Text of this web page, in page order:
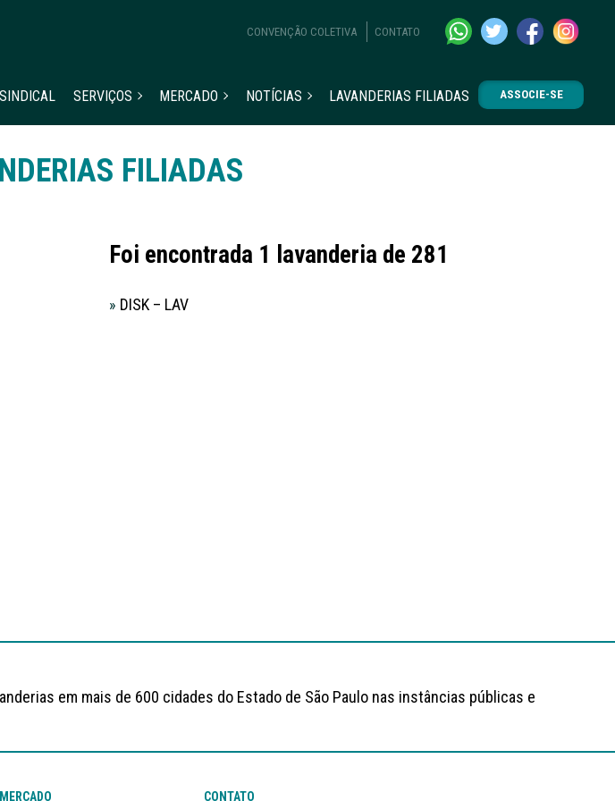
CONVENÇÃO COLETIVA CONTATO
SERVIÇOS MERCADO NOTÍCIAS LAVANDERIAS FILIADAS ASSOCIE-SE
FILIADAS
Foi encontrada 1 lavanderia de 281
» DISK – LAV
em mais de 600 cidades do Estado de São Paulo nas instâncias públicas e
MERCADO CONTATO